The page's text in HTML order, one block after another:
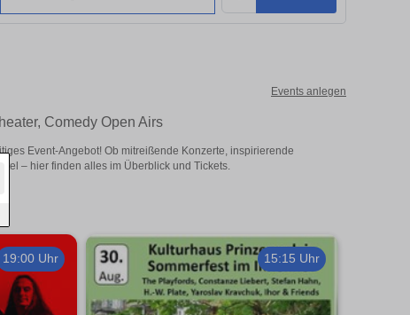
Events anlegen
Comedy Open Airs
Event-Angebot! Ob mitreißende Konzerte, inspirierende
– hier finden alles im Überblick und Tickets.
19:00 Uhr 15:15 Uhr